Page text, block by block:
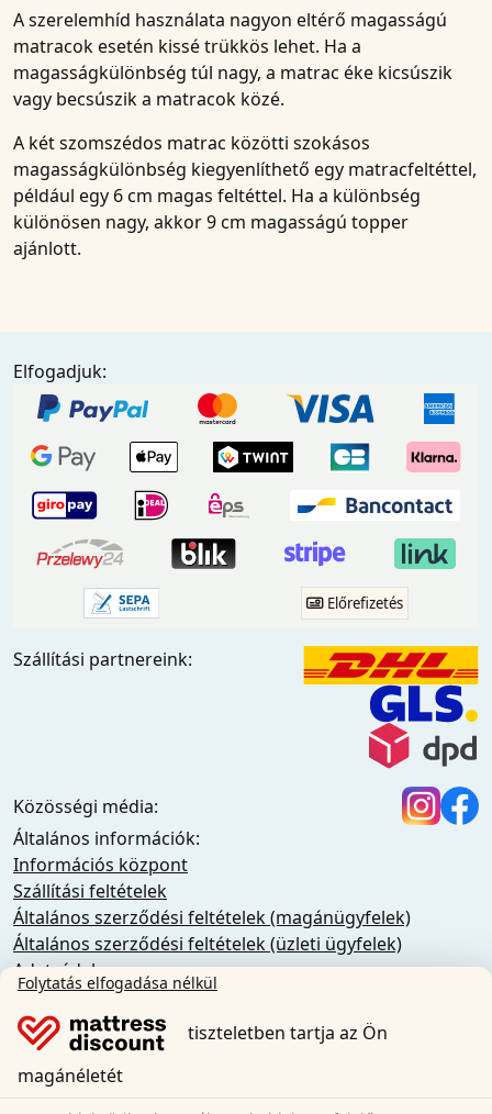
A szerelemhíd használata nagyon eltérő magasságú
matracok esetén kissé trükkös lehet. Ha a
magasságkülönbség túl nagy, a matrac éke kicsúszik
vagy becsúszik a matracok közé.
A két szomszédos matrac közötti szokásos
magasságkülönbség kiegyenlíthető egy matracfeltéttel,
például egy 6 cm magas feltéttel. Ha a különbség
különösen nagy, akkor 9 cm magasságú topper
ajánlott.
Elfogadjuk:
Előrefizetés
Szállítási partnereink:
Közösségi média:
Általános információk:
Információs központ
Szállítási feltételek
Általános szerződési feltételek (magánügyfelek)
Általános szerződési feltételek (üzleti ügyfelek)
Adatvédelem
Sütik
Lemondási szabályzat
Impresszum
A szerződés visszavonása
Folytatás elfogadása nélkül
tiszteletben tartja az Ön
magánéletét